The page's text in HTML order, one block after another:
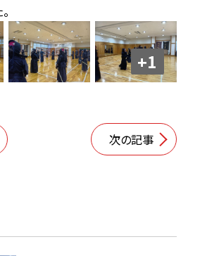
+1
次の記事